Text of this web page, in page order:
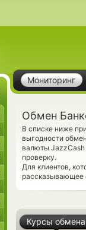
Мониторинг
Обмен
В списке ниже
выгодности
валюты
проверку.
Для клиентов,
рассказывающее
Курсы обмена